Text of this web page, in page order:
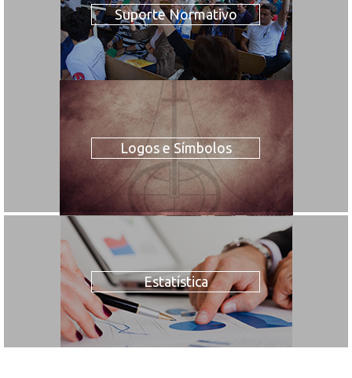
Suporte Normativo
Logos e Símbolos
Estatística